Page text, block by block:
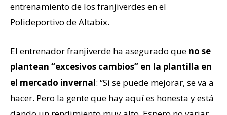
entrenamiento de los franjiverdes en el
Polideportivo de Altabix.
El entrenador franjiverde ha asegurado que no se
plantean “excesivos cambios” en la plantilla en
el mercado invernal: “Si se puede mejorar, se va a
hacer. Pero la gente que hay aquí es honesta y está